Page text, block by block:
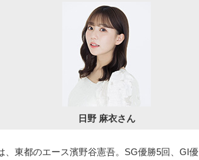
日野 麻衣さん
、東都のエース濱野谷憲吾。SG優勝5回、GI優